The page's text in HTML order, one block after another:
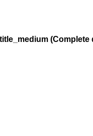
(Complete